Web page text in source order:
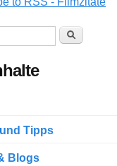
Suche
Tipps
Blogs